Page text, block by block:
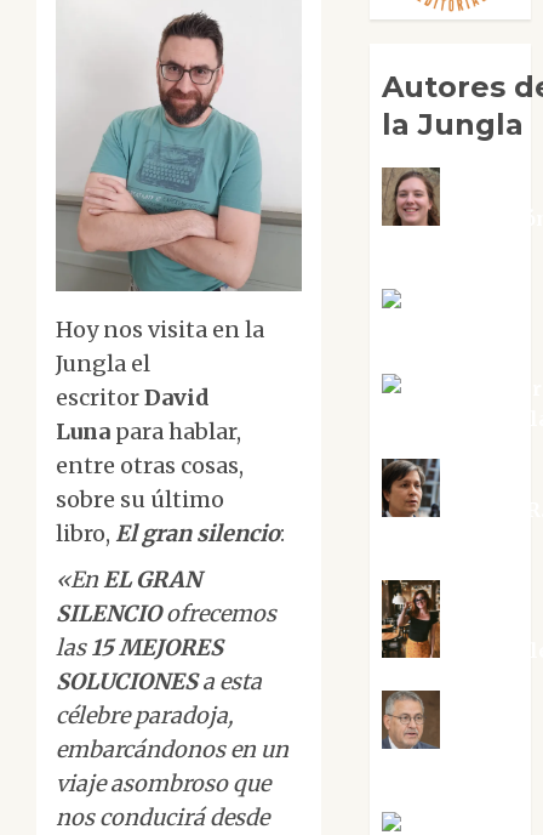
Hoy nos visita en la
Jungla el
escritorDavid
Luna para hablar,
entre otras cosas,
sobre su último
libro, El gran silencio:
«EnEL GRAN
SILENCIOofrecemos
las15 MEJORES
SOLUCIONESa esta
célebre paradoja,
embarcándonos en un
viaje asombroso que
nos conducirá desde
Autores
la Jungla